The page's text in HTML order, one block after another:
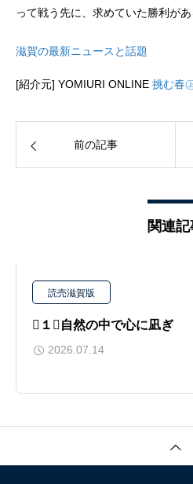
って戦う先に、求めていた勝利があ
滋賀の最新ニュースと話題
[紹介元] YOMIURI ONLINE 挑む春
前の記事
関連記
読売滋賀版
１自然の中で心に凪ぎ
2026.07.14